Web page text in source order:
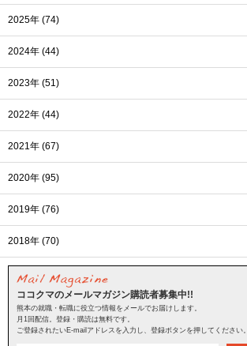
2025年 (74)
2024年 (44)
2023年 (51)
2022年 (44)
2021年 (67)
2020年 (95)
2019年 (76)
2018年 (70)
ココクマのメールマガジン購読者募集中!!
熊本の就職・転職に役立つ情報をメールでお届けします。
月1回配信。登録・購読は無料です。
ご登録されたいE-mailアドレスを入力し、登録ボタンを押してください。